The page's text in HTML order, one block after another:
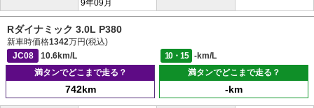
9年09月
Rダイナミック 3.0L P380
新車時価格1342万円(税込)
JC08
10.6km/L 10・15
-km/L
満タンでどこまで走る？
742km
満タンでどこまで走る？
-km